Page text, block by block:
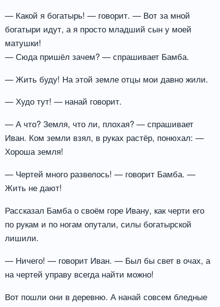
— Какой я богатырь! — говорит. — Вот за мной
богатыри идут, а я просто младший сын у моей
матушки!
— Сюда пришёл зачем? — спрашивает Бамба.
— Жить буду! На этой земле отцы мои давно жили.
— Худо тут! — нанай говорит.
— А что? Земля, что ли, плохая? — спрашивает
Иван. Ком земли взял, в руках растёр, понюхал: —
Хороша земля!
— Чертей много развелось! — говорит Бамба. —
Жить не дают!
Рассказал Бамба о своём горе Ивану, как черти его
по рукам и по ногам опутали, силы богатырской
лишили.
— Ничего! — говорит Иван. — Был бы свет в очах, а
на чертей управу всегда найти можно!
Вот пошли они в деревню. А нанай совсем бледные